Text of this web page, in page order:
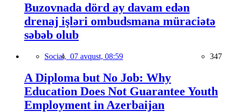
Buzovnada dörd ay davam edən
drenaj işləri ombudsmana müraciətə
səbəb olub
Social, 07 avqust, 08:59 347
A Diploma but No Job: Why
Education Does Not Guarantee Youth
Employment in Azerbaijan